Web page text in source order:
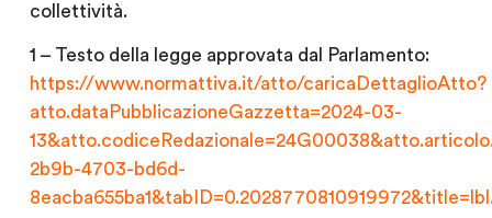
collettività.
1 – Testo della legge approvata dal Parlamento:
https://www.normattiva.it/atto/caricaDettaglioAtto?
atto.dataPubblicazioneGazzetta=2024-03-
2b9b-4703-bd6d-